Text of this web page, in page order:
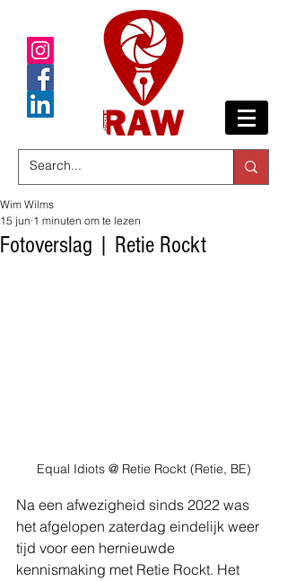
Fotoverslag | Retie Rockt
Wim Wilms
15 jun 1 minuten om te lezen
Equal Idiots @ Retie Rockt (Retie, BE)
Na een afwezigheid sinds 2022 was
het afgelopen zaterdag eindelijk weer
tijd voor een hernieuwde
kennismaking met Retie Rockt. Het